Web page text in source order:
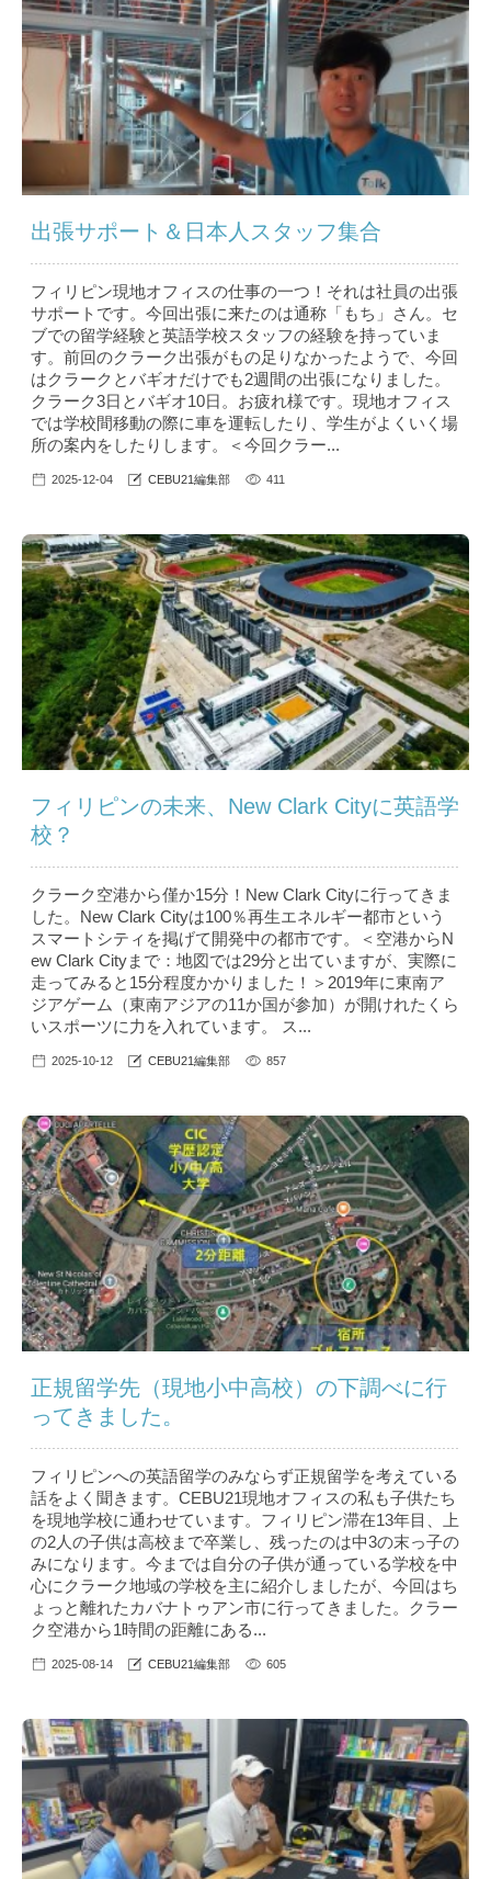
出張サポート＆日本人スタッフ集合
フィリピン現地オフィスの仕事の一つ！それは社員の出張
サポートです。今回出張に来たのは通称「もち」さん。セ
ブでの留学経験と英語学校スタッフの経験を持っていま
す。前回のクラーク出張がもの足りなかったようで、今回
はクラークとバギオだけでも2週間の出張になりました。
クラーク3日とバギオ10日。お疲れ様です。現地オフィス
では学校間移動の際に車を運転したり、学生がよくいく場
所の案内をしたりします。＜今回クラー...
2025-12-04 CEBU21編集部 411
フィリピンの未来、New Clark Cityに英語学
校？
クラーク空港から僅か15分！New Clark Cityに行ってきま
した。New Clark Cityは100％再生エネルギー都市という
スマートシティを掲げて開発中の都市です。＜空港からN
ew Clark Cityまで：地図では29分と出ていますが、実際に
走ってみると15分程度かかりました！＞2019年に東南ア
ジアゲーム（東南アジアの11か国が参加）が開けれたくら
いスポーツに力を入れています。 ス...
2025-10-12 CEBU21編集部 857
正規留学先（現地小中高校）の下調べに行
ってきました。
フィリピンへの英語留学のみならず正規留学を考えている
話をよく聞きます。CEBU21現地オフィスの私も子供たち
を現地学校に通わせています。フィリピン滞在13年目、上
の2人の子供は高校まで卒業し、残ったのは中3の末っ子の
みになります。今までは自分の子供が通っている学校を中
心にクラーク地域の学校を主に紹介しましたが、今回はち
ょっと離れたカバナトゥアン市に行ってきました。クラー
ク空港から1時間の距離にある...
2025-08-14 CEBU21編集部 605